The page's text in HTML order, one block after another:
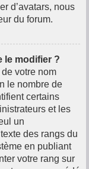
d’avatars, nous
du forum.
le modifier ?
votre nom
le nombre de
certains
et les
un
des rangs du
en publiant
votre rang sur